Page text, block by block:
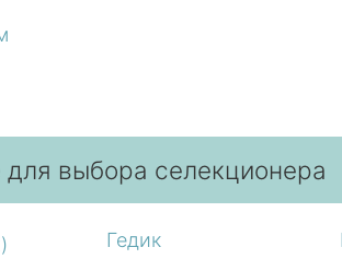
выбора селекционера
Гедик